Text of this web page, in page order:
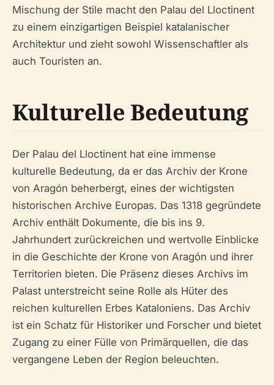
Mischung der Stile macht den Palau del Lloctinent
zu einem einzigartigen Beispiel katalanischer
Architektur und zieht sowohl Wissenschaftler als
auch Touristen an.
Kulturelle Bedeutung
Der Palau del Lloctinent hat eine immense
kulturelle Bedeutung, da er das Archiv der Krone
von Aragón beherbergt, eines der wichtigsten
historischen Archive Europas. Das 1318 gegründete
Archiv enthält Dokumente, die bis ins 9.
Jahrhundert zurückreichen und wertvolle Einblicke
in die Geschichte der Krone von Aragón und ihrer
Territorien bieten. Die Präsenz dieses Archivs im
Palast unterstreicht seine Rolle als Hüter des
reichen kulturellen Erbes Kataloniens. Das Archiv
ist ein Schatz für Historiker und Forscher und bietet
Zugang zu einer Fülle von Primärquellen, die das
vergangene Leben der Region beleuchten.